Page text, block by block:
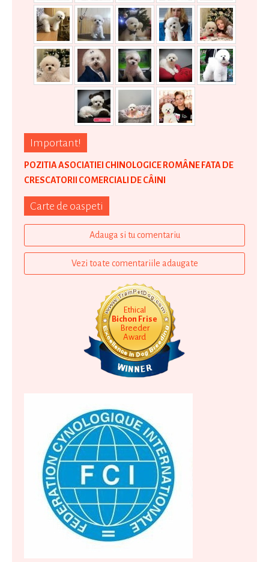
Important!
POZITIA ASOCIATIEI CHINOLOGICE ROMÂNE FATA DE
CRESCATORII COMERCIALI DE CÂINI
Carte de oaspeti
Adauga si tu comentariu
Vezi toate comentariile adaugate
Ethical
Bichon Frise
Breeder
Award